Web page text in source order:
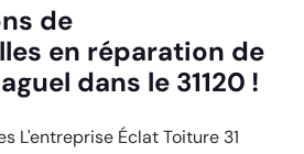
de
en réparation de
dans le 31120 !
L'entreprise Éclat Toiture 31